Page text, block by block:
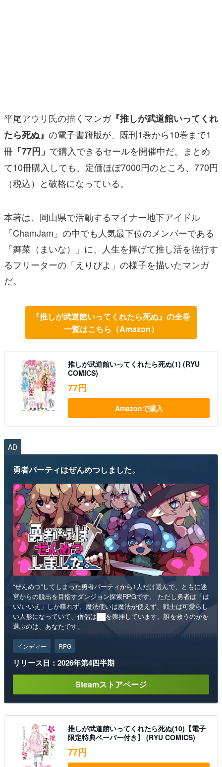
電ファミニコゲーマーとは？
運営：株式会社マレ
平尾アウリ氏の描くマンガ『推しが武道館いってくれ
たら死ぬ』 の電子書籍版が、既刊1巻から10巻まで1
冊 「77円」 で購入できるセールを開催中だ。まとめ
て10冊購入しても、定価ほぼ7000円のところ、770円
（税込）と破格になっている。
本著は、岡山県で活動するマイナー地下アイドル
「ChamJam」の中でも人気最下位のメンバーである
「舞菜（まいな）」に、人生を捧げて推し活を強行す
るフリーターの「えりぴよ」の様子を描いたマンガ
だ。
『推しが武道館いってくれたら死ぬ』の全巻
一覧はこちら（Amazon）
推しが武道館いってくれたら死ぬ(1) (RYU
COMICS)
77円
Amazonで購入
AD
勇者パーティはぜんめつしました。
“ぜんめつ”してしまった勇者パーティから1人だけ選んで、ともに迷
宮からの脱出を目指すダンジョン探索RPGです。 ただし勇者は「は
い/いいえ」しか喋れず、魔法使いは魔法が使えず、戦士は可愛らし
い人形になっていて、僧侶は██を崇拝しています。誰を救うのかを
選ぶのは、あなたです。
インディー RPG
リリース日：2026年第4四半期
Steamストアページ
推しが武道館いってくれたら死ぬ(10)【電子
限定特典ペーパー付き】 (RYU COMICS)
77円